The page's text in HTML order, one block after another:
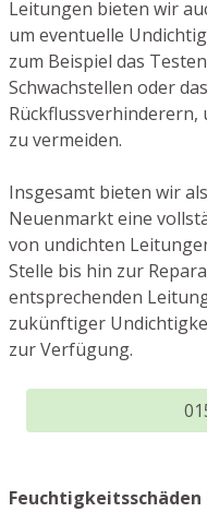
Leitungen bieten wir
um eventuelle
zum Beispiel das
Schwachstellen oder
Rückflussverhinderern,
zu vermeiden.
Insgesamt bieten wir
Neuenmarkt eine
von undichten
Stelle bis hin zur
entsprechenden
zukünftiger
zur Verfügung.